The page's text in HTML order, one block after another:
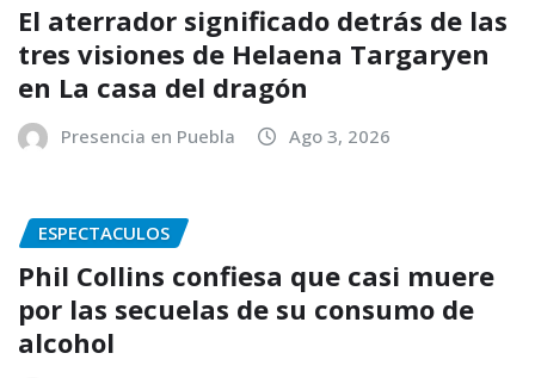
El aterrador significado detrás de las
tres visiones de Helaena Targaryen
en La casa del dragón
Presencia en Puebla Ago 3, 2026
ESPECTACULOS
Phil Collins confiesa que casi muere
por las secuelas de su consumo de
alcohol